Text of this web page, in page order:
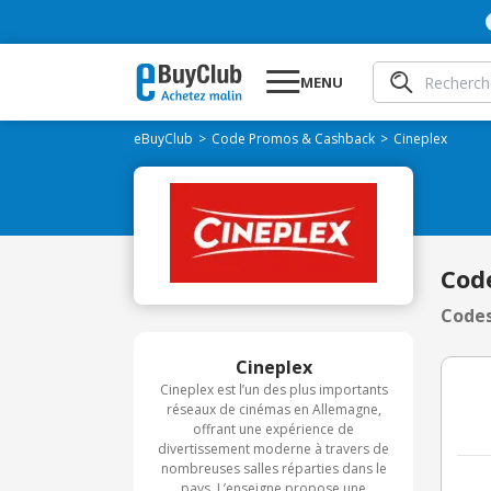
MENU
eBuyClub Code Promos & Cashback Cineplex
Cineplex
Cineplex est l’un des plus importants
réseaux de cinémas en Allemagne,
offrant une expérience de
divertissement moderne à travers de
nombreuses salles réparties dans le